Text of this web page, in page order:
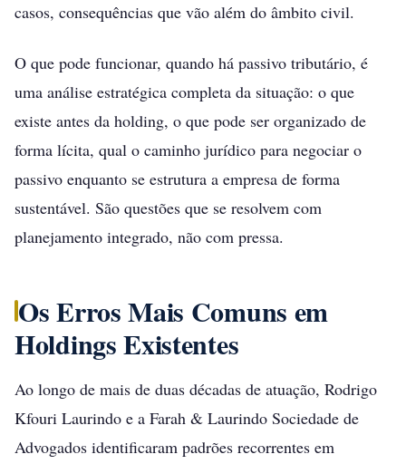
casos, consequências que vão além do âmbito civil.
O que pode funcionar, quando há passivo tributário, é
uma análise estratégica completa da situação: o que
existe antes da holding, o que pode ser organizado de
forma lícita, qual o caminho jurídico para negociar o
passivo enquanto se estrutura a empresa de forma
sustentável. São questões que se resolvem com
planejamento integrado, não com pressa.
Os Erros Mais Comuns em
Holdings Existentes
Ao longo de mais de duas décadas de atuação, Rodrigo
Kfouri Laurindo e a Farah & Laurindo Sociedade de
Advogados identificaram padrões recorrentes em